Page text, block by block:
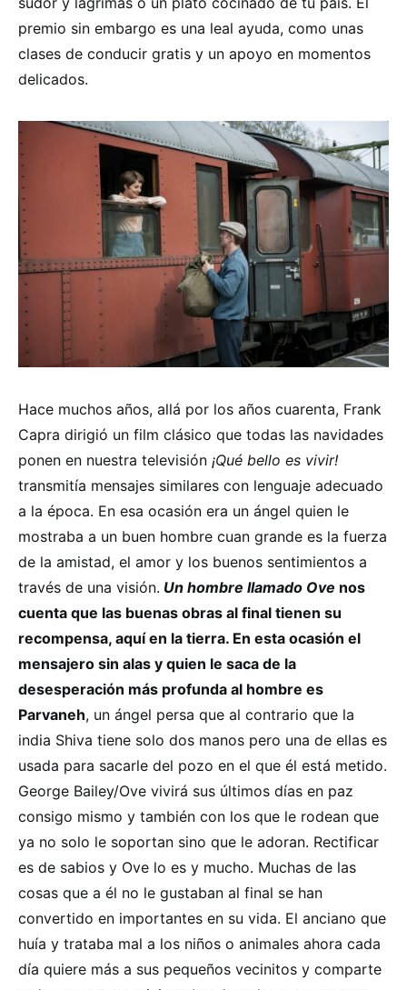
premio sin embargo es una leal ayuda, como unas
clases de conducir gratis y un apoyo en momentos
delicados.
Hace muchos años, allá por los años cuarenta, Frank
Capra dirigió un film clásico que todas las navidades
ponen en nuestra televisión ¡Qué bello es vivir!
transmitía mensajes similares con lenguaje adecuado
a la época. En esa ocasión era un ángel quien le
mostraba a un buen hombre cuan grande es la fuerza
de la amistad, el amor y los buenos sentimientos a
través de una visión. Un hombre llamado Ove nos
cuenta que las buenas obras al final tienen su
recompensa, aquí en la tierra. En esta ocasión el
mensajero sin alas y quien le saca de la
desesperación más profunda al hombre es
Parvaneh, un ángel persa que al contrario que la
india Shiva tiene solo dos manos pero una de ellas es
usada para sacarle del pozo en el que él está metido.
George Bailey/Ove vivirá sus últimos días en paz
consigo mismo y también con los que le rodean que
ya no solo le soportan sino que le adoran. Rectificar
es de sabios y Ove lo es y mucho. Muchas de las
cosas que a él no le gustaban al final se han
convertido en importantes en su vida. El anciano que
huía y trataba mal a los niños o animales ahora cada
día quiere más a sus pequeños vecinitos y comparte